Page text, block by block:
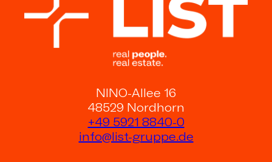
NINO-Allee 16
48529 Nordhorn
+49 5921 8840-0
info@list-gruppe.de